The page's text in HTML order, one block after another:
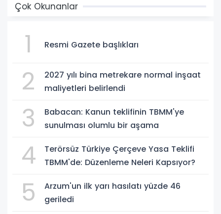
Çok Okunanlar
1 Resmi Gazete başlıkları
2
2027 yılı bina metrekare normal inşaat
maliyetleri belirlendi
3
Babacan: Kanun teklifinin TBMM'ye
sunulması olumlu bir aşama
4
Terörsüz Türkiye Çerçeve Yasa Teklifi
TBMM'de: Düzenleme Neleri Kapsıyor?
5
Arzum'un ilk yarı hasılatı yüzde 46
geriledi